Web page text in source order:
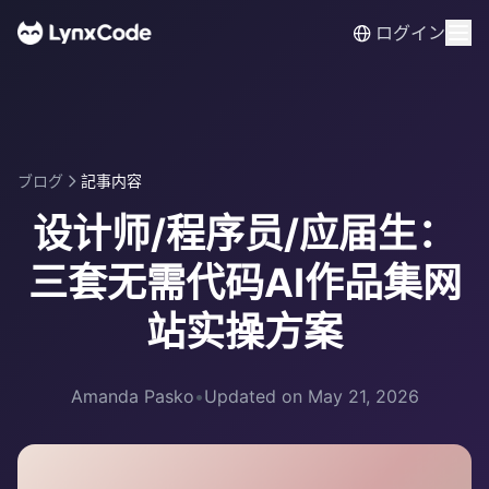
ログイン
ブログ 記事内容
设计师/程序员/应届生：
三套无需代码AI作品集网
站实操方案
Amanda Pasko•Updated on May 21, 2026